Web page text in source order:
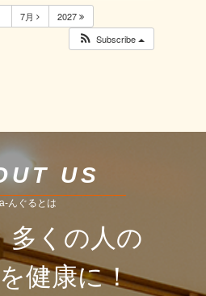
7月
2027
Subscribe
US
んぐるとは
多くの人の
健康に！